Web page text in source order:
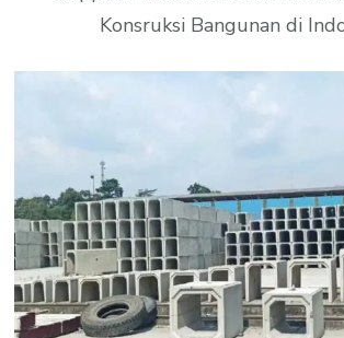
Konsruksi Bangunan di